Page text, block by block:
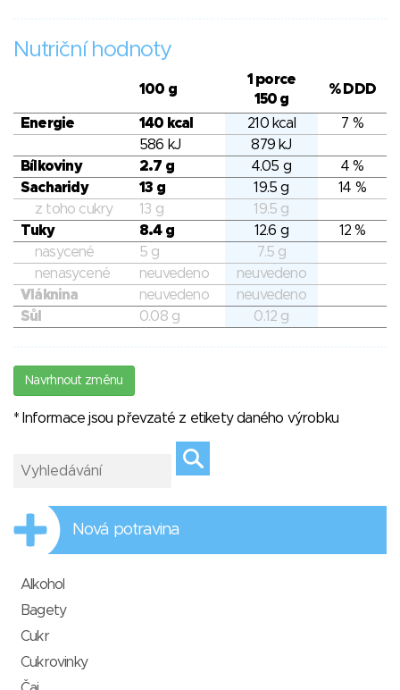
Nutriční hodnoty
100 g
1 porce
150 g
% DDD
Energie 140 kcal 210 kcal
7 %
586 kJ
879 kJ
Bílkoviny
2.7 g 4.05 g
4 %
Sacharidy
13 g 19.5 g
14 %
z toho cukry
13 g
19.5 g
Tuky
8.4 g 12.6 g
12 %
nasycené
5 g
7.5 g
nenasycené
neuvedeno
neuvedeno
Vláknina
neuvedeno
neuvedeno
Sůl
0.08 g 0.12 g
Navrhnout změnu
* Informace jsou převzaté z etikety daného výrobku
Nová potravina
Alkohol
Bagety
Cukr
Cukrovinky